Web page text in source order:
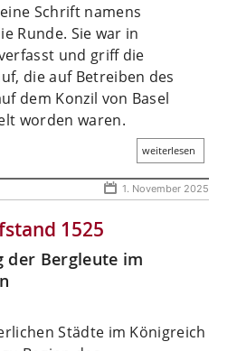
Schrift namens
Runde. Sie war in
und griff die
die auf Betreiben des
dem Konzil von Basel
worden waren.
weiterlesen
1. November 2025
1525
der Bergleute im
Städte im Königreich